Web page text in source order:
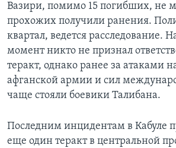
Вазири, помимо 15 погибших, не
прохожих получили ранения.
квартал, ведется расследование.
момент никто не признал
теракт, однако ранее за атаками
афганской армии и сил
чаще стояли боевики Талибана.
Последним инцидентам в Кабуле
еще один теракт в центральной